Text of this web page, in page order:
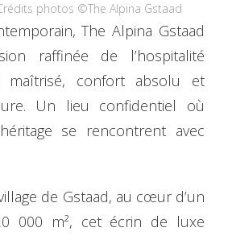
photos ©The Alpina Gstaad
The Alpina Gstaad
raffinée de l’hospitalité
maîtrisé, confort absolu et
Un lieu confidentiel où
se rencontrent avec
de Gstaad, au cœur d’un
000 m², cet écrin de luxe